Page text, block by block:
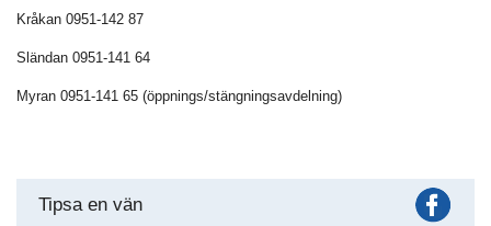
Kråkan 0951-142 87
Sländan 0951-141 64
Myran 0951-141 65 (öppnings/stängningsavdelning)
Tipsa en vän